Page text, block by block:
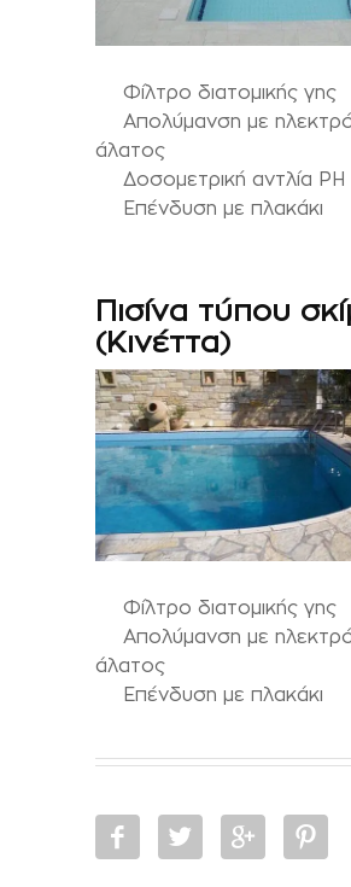
Φίλτρο διατομικής γης
Απολύμανση με
άλατος
Δοσομετρική αντλία PH
Επένδυση με πλακάκι
Πισίνα τύπου
(Κινέττα)
Φίλτρο διατομικής γης
Απολύμανση με
άλατος
Επένδυση με πλακάκι